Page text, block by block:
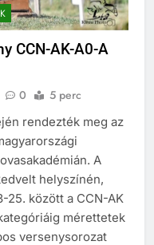
CCN-AK-A0-A
0 5 perc
rendezték meg az
A
helyszínén,
25. között a CCN-AK
mérettetek
versenysorozat